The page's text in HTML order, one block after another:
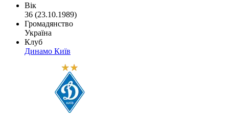
Вік
36 (23.10.1989)
Громадянство
Україна
Клуб
Динамо Київ